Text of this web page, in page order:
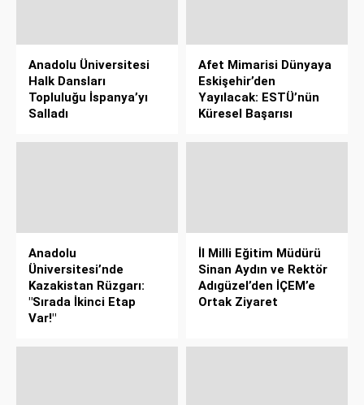
Anadolu Üniversitesi
Halk Dansları
Topluluğu İspanya’yı
Salladı
Afet Mimarisi Dünyaya
Eskişehir’den
Yayılacak: ESTÜ’nün
Küresel Başarısı
Anadolu
Üniversitesi’nde
Kazakistan Rüzgarı:
"Sırada İkinci Etap
Var!"
İl Milli Eğitim Müdürü
Sinan Aydın ve Rektör
Adıgüzel’den İÇEM’e
Ortak Ziyaret